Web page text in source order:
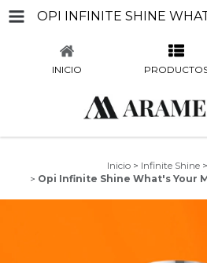
INICIO
Inicio > Infinite Shine >
> Opi Infinite Shine What's Your